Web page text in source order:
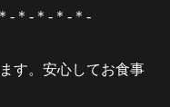
-＊-＊-＊-＊-
す。安心してお食事